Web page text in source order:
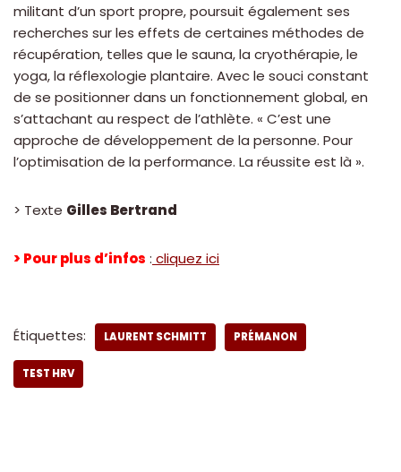
militant d’un sport propre, poursuit également ses
recherches sur les effets de certaines méthodes de
récupération, telles que le sauna, la cryothérapie, le
yoga, la réflexologie plantaire. Avec le souci constant
de se positionner dans un fonctionnement global, en
s’attachant au respect de l’athlète. « C’est une
approche de développement de la personne. Pour
l’optimisation de la performance. La réussite est là ».
> Texte Gilles Bertrand
> Pour plus d’infos : cliquez ici
Étiquettes: LAURENT SCHMITT PRÉMANON
TEST HRV